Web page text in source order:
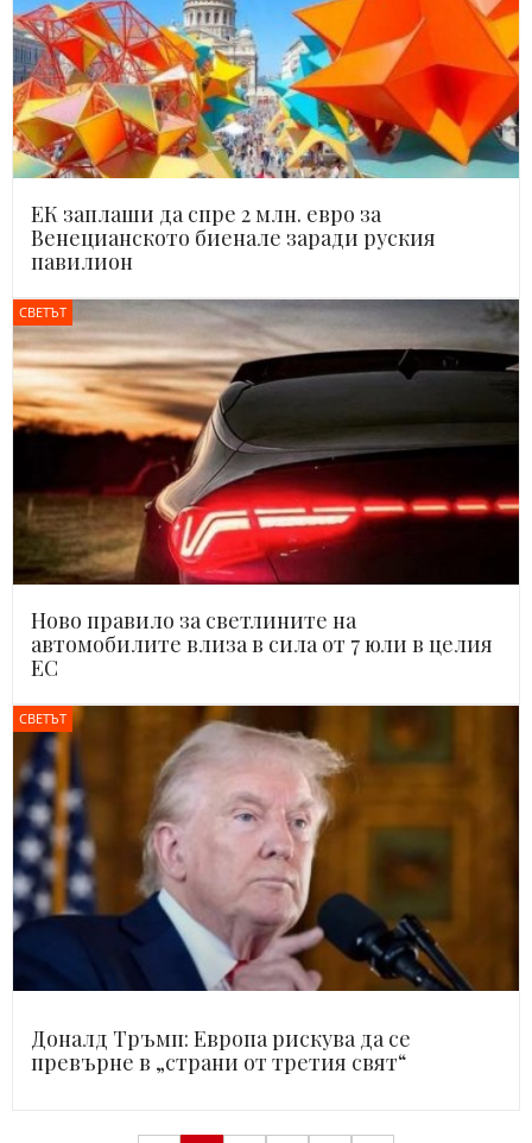
ЕК заплаши да спре 2 млн. евро за
Венецианското биенале заради руския
павилион
СВЕТЪТ
Ново правило за светлините на
автомобилите влиза в сила от 7 юли в целия
ЕС
СВЕТЪТ
Доналд Тръмп: Европа рискува да се
превърне в „страни от третия свят“